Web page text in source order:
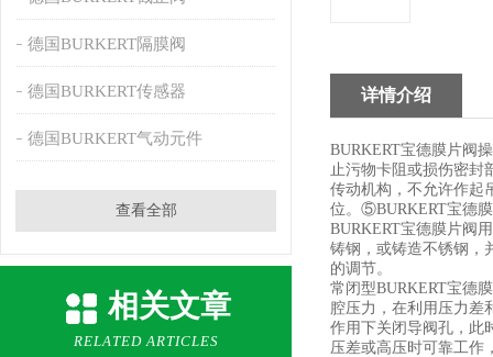
德国BURKERT隔膜阀
德国BURKERT传感器
德国BURKERT气动元件
查看全部
相关文章
RELATED ARTICLES
详情介绍
BURKERT宝德膜片阀
止污物卡阻或损伤密
传动机构，不允许作起
位。⑤BURKERT宝德
BURKERT宝德膜片阀
铸钢，或铸造不锈钢，
的调节。
常闭型BURKERT宝德
腔压力，在利用压力差
作用下关闭导阀孔，此
压差或高压时可靠工作